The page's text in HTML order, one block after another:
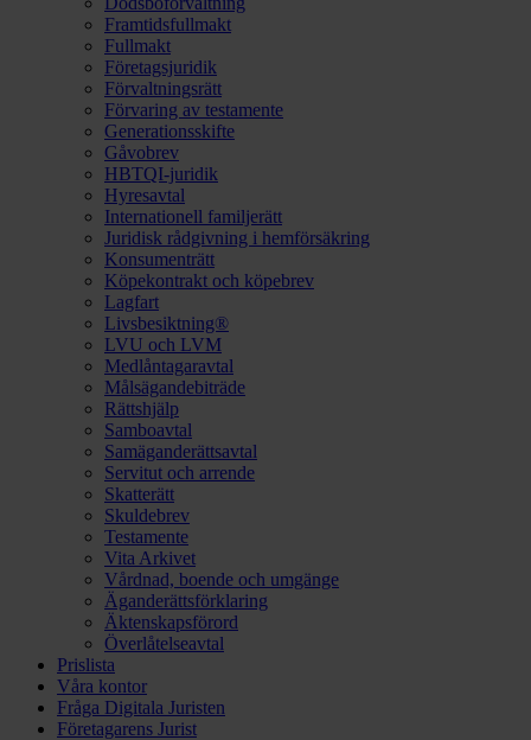
Framtidsfullmakt
Fullmakt
Företagsjuridik
Förvaltningsrätt
Förvaring av testamente
Generationsskifte
Gåvobrev
HBTQI-juridik
Hyresavtal
Internationell familjerätt
Juridisk rådgivning i hemförsäkring
Konsumenträtt
Köpekontrakt och köpebrev
Lagfart
Livsbesiktning®
LVU och LVM
Medlåntagaravtal
Målsägandebiträde
Rättshjälp
Samboavtal
Samäganderättsavtal
Servitut och arrende
Skatterätt
Skuldebrev
Testamente
Vita Arkivet
Vårdnad, boende och umgänge
Äganderättsförklaring
Äktenskapsförord
Överlåtelseavtal
Prislista
Våra kontor
Fråga Digitala Juristen
Företagarens Jurist